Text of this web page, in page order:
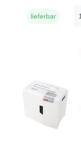
lieferbar